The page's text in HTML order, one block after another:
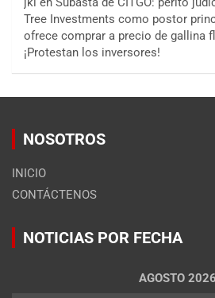
Tree Investments como postor
ofrece comprar a precio de gallina
¡Protestan los inversores!
NOSOTROS
INICIO
CONTÁCTENOS
NOTICIAS POR FECHA
AGOSTO 2026